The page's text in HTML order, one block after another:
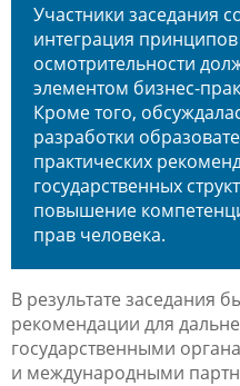
Участники заседания
интеграция
осмотрительности
элементом бизнес-
Кроме того,
разработки
практических
государственных
повышение
прав человека.
В результате заседания
рекомендации для
государственными
и международными